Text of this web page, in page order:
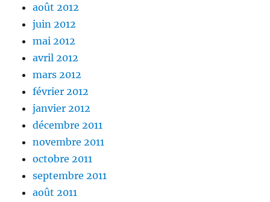
août 2012
juin 2012
mai 2012
avril 2012
mars 2012
février 2012
janvier 2012
décembre 2011
novembre 2011
octobre 2011
septembre 2011
août 2011